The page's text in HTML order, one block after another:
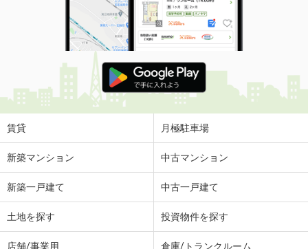
賃貸 月極駐車場
新築マンション 中古マンション
新築一戸建て 中古一戸建て
土地を探す 投資物件を探す
店舗/事業用 倉庫/トランクルーム